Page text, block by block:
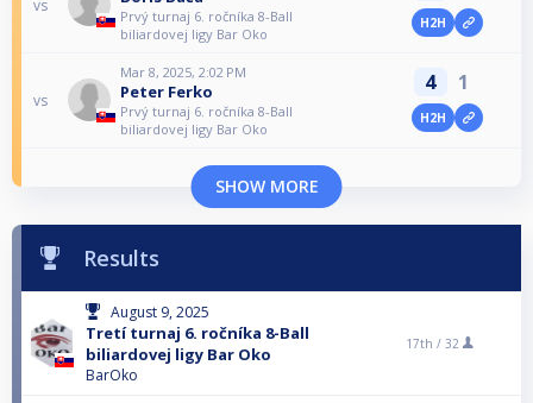
vs
Prvý turnaj 6. ročníka 8-Ball
biliardovej ligy Bar Oko
H2H
vs
Mar 8, 2025, 2:02 PM
Peter Ferko
Prvý turnaj 6. ročníka 8-Ball
biliardovej ligy Bar Oko
4 1
H2H
SHOW MORE
Results
August 9, 2025
Tretí turnaj 6. ročníka 8-Ball
biliardovej ligy Bar Oko
BarOko
17th / 32